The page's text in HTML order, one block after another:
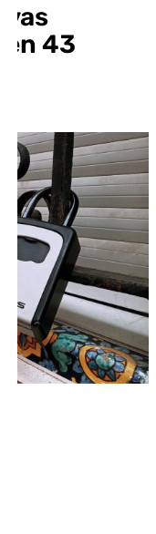
43